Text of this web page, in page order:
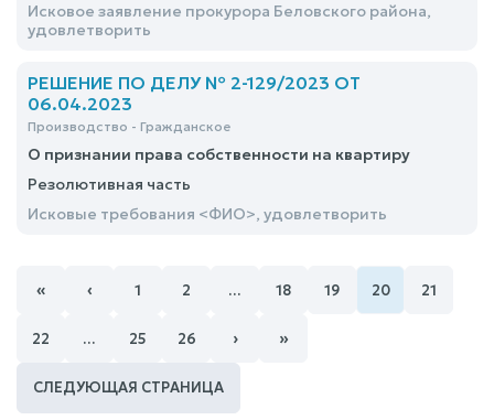
Исковое заявление прокурора Беловского района,
удовлетворить
РЕШЕНИЕ ПО ДЕЛУ № 2-129/2023 ОТ
06.04.2023
Производство - Гражданское
О признании права собственности на квартиру
Резолютивная часть
Исковые требования <ФИО>, удовлетворить
« ‹ 1 2 … 18 19 20 21
22 … 25 26 › »
СЛЕДУЮЩАЯ СТРАНИЦА